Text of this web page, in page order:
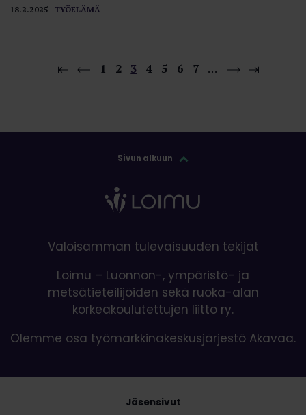
18.2.2025 TYÖELÄMÄ
1 2 3 4 5 6 7 …
Sivun alkuun
Valoisamman tulevaisuuden tekijät
Loimu – Luonnon-, ympäristö- ja
metsätieteilijöiden sekä ruoka-alan
korkeakoulutettujen liitto ry.
Olemme osa työmarkkinakeskusjärjestö Akavaa.
Jäsensivut